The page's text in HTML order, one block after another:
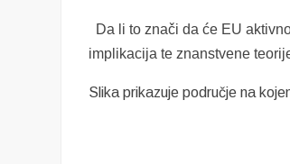
Da li to znači da će EU
implikacija te znanstvene
Slika prikazuje područje na